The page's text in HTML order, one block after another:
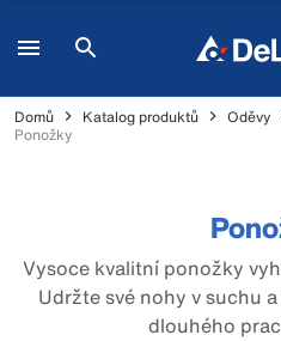
Domů Katalog produktů Oděvy
Ponožky
Vysoce kvalitní ponožky
Udržte své nohy v suchu
dlouhého